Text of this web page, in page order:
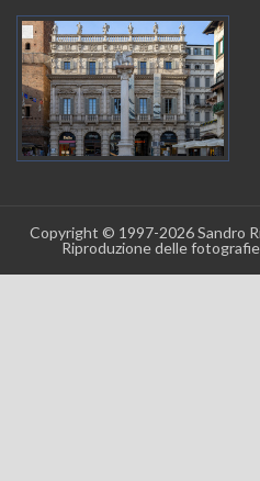
Copyright © 1997-2026 Sandro
Riproduzione delle